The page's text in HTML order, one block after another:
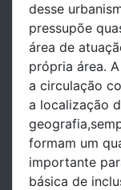
desse
pressupõe
área de
própria área.
a circulação
a localização
formam um
importante
básica de